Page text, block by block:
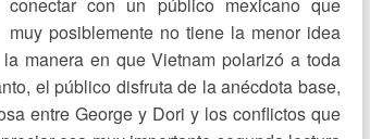
muy posiblemente no tiene la menor idea
manera en que Vietnam polarizó a toda
el público disfruta de la anécdota base,
entre George y Dori y los conflictos que